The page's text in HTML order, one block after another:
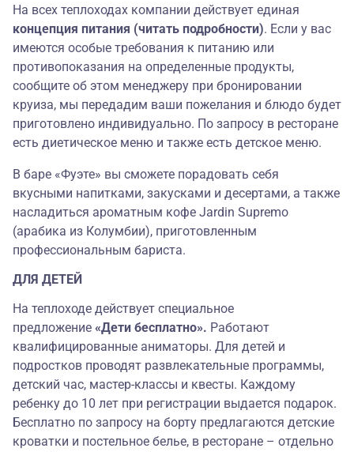
На всех теплоходах компании действует единая
концепция питания (читать подробности). Если у вас
имеются особые требования к питанию или
противопоказания на определенные продукты,
сообщите об этом менеджеру при бронировании
круиза, мы передадим ваши пожелания и блюдо будет
приготовлено индивидуально. По запросу в ресторане
есть диетическое меню и также есть детское меню.
В баре «Фуэте» вы сможете порадовать себя
вкусными напитками, закусками и десертами, а также
насладиться ароматным кофе Jardin Supremo
(арабика из Колумбии), приготовленным
профессиональным бариста.
ДЛЯ ДЕТЕЙ
На теплоходе действует специальное
предложение «Дети бесплатно». Работают
квалифицированные аниматоры. Для детей и
подростков проводят развлекательные программы,
детский час, мастер-классы и квесты. Каждому
ребенку до 10 лет при регистрации выдается подарок.
Бесплатно по запросу на борту предлагаются детские
кроватки и постельное белье, в ресторане – отдельно